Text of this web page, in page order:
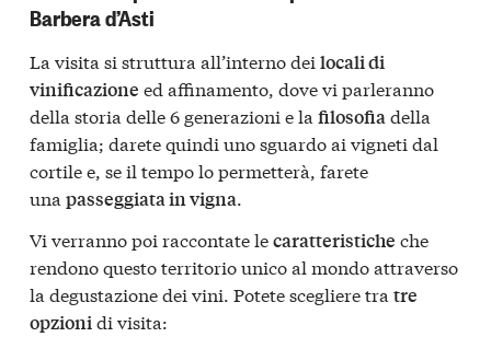
Barbera d’Asti
La visita si struttura all’interno dei locali di
vinificazione ed affinamento, dove vi parleranno
della storia delle 6 generazioni e la filosofiadella
famiglia; darete quindi uno sguardo ai vigneti dal
cortile e, se il tempo lo permetterà, farete
una passeggiata in vigna.
Vi verranno poi raccontate lecaratteristiche che
rendono questo territorio unico al mondo attraverso
la degustazione dei vini. Potete scegliere tra tre
opzioni di visita: